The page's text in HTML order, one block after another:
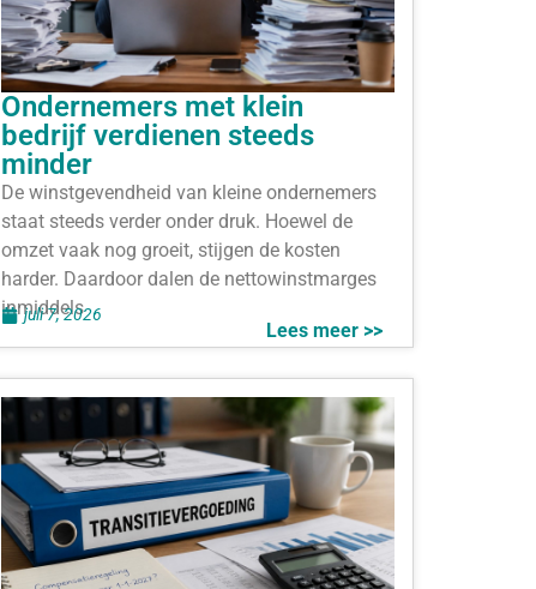
Ondernemers met klein
bedrijf verdienen steeds
minder
De winstgevendheid van kleine ondernemers
staat steeds verder onder druk. Hoewel de
omzet vaak nog groeit, stijgen de kosten
harder. Daardoor dalen de nettowinstmarges
inmiddels
Lees meer >>
juli 7, 2026